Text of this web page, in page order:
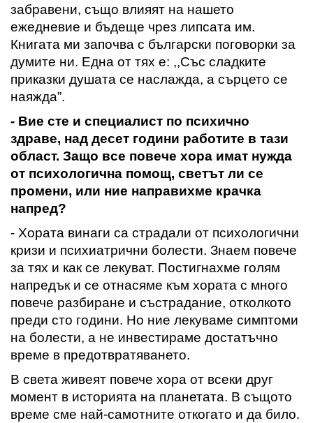
забравени, също влияят на нашето
ежедневие и бъдеще чрез липсата им.
Книгата ми започва с български поговорки за
думите ни. Една от тях е: ,,Със сладките
приказки душата се наслажда, а сърцето се
наяжда”.
- Вие сте и специалист по психично
здраве, над десет години работите в тази
област. Защо все повече хора имат нужда
от психологична помощ, светът ли се
промени, или ние направихме крачка
напред?
- Хората винаги са страдали от психологични
кризи и психиатрични болести. Знаем повече
за тях и как се лекуват. Постигнахме голям
напредък и се отнасяме към хората с много
повече разбиране и състрадание, отколкото
преди сто години. Но ние лекуваме симптоми
на болести, а не инвестираме достатъчно
време в предотвратяването.
В света живеят повече хора от всеки друг
момент в историята на планетата. В същото
време сме най-самотните откогато и да било.